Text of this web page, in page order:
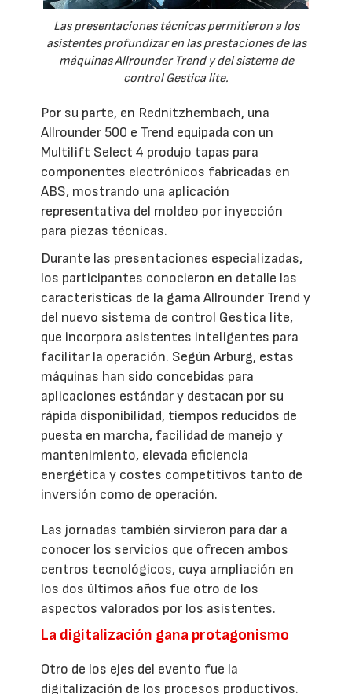
Las presentaciones técnicas permitieron a los
asistentes profundizar en las prestaciones de las
máquinas Allrounder Trend y del sistema de
control Gestica lite.
Por su parte, en Rednitzhembach, una
Allrounder 500 e Trend equipada con un
Multilift Select 4 produjo tapas para
componentes electrónicos fabricadas en
ABS, mostrando una aplicación
representativa del moldeo por inyección
para piezas técnicas.
Durante las presentaciones especializadas,
los participantes conocieron en detalle las
características de la gama Allrounder Trend y
del nuevo sistema de control Gestica lite,
que incorpora asistentes inteligentes para
facilitar la operación. Según Arburg, estas
máquinas han sido concebidas para
aplicaciones estándar y destacan por su
rápida disponibilidad, tiempos reducidos de
puesta en marcha, facilidad de manejo y
mantenimiento, elevada eficiencia
energética y costes competitivos tanto de
inversión como de operación.
Las jornadas también sirvieron para dar a
conocer los servicios que ofrecen ambos
centros tecnológicos, cuya ampliación en
los dos últimos años fue otro de los
aspectos valorados por los asistentes.
La digitalización gana protagonismo
Otro de los ejes del evento fue la
digitalización de los procesos productivos.